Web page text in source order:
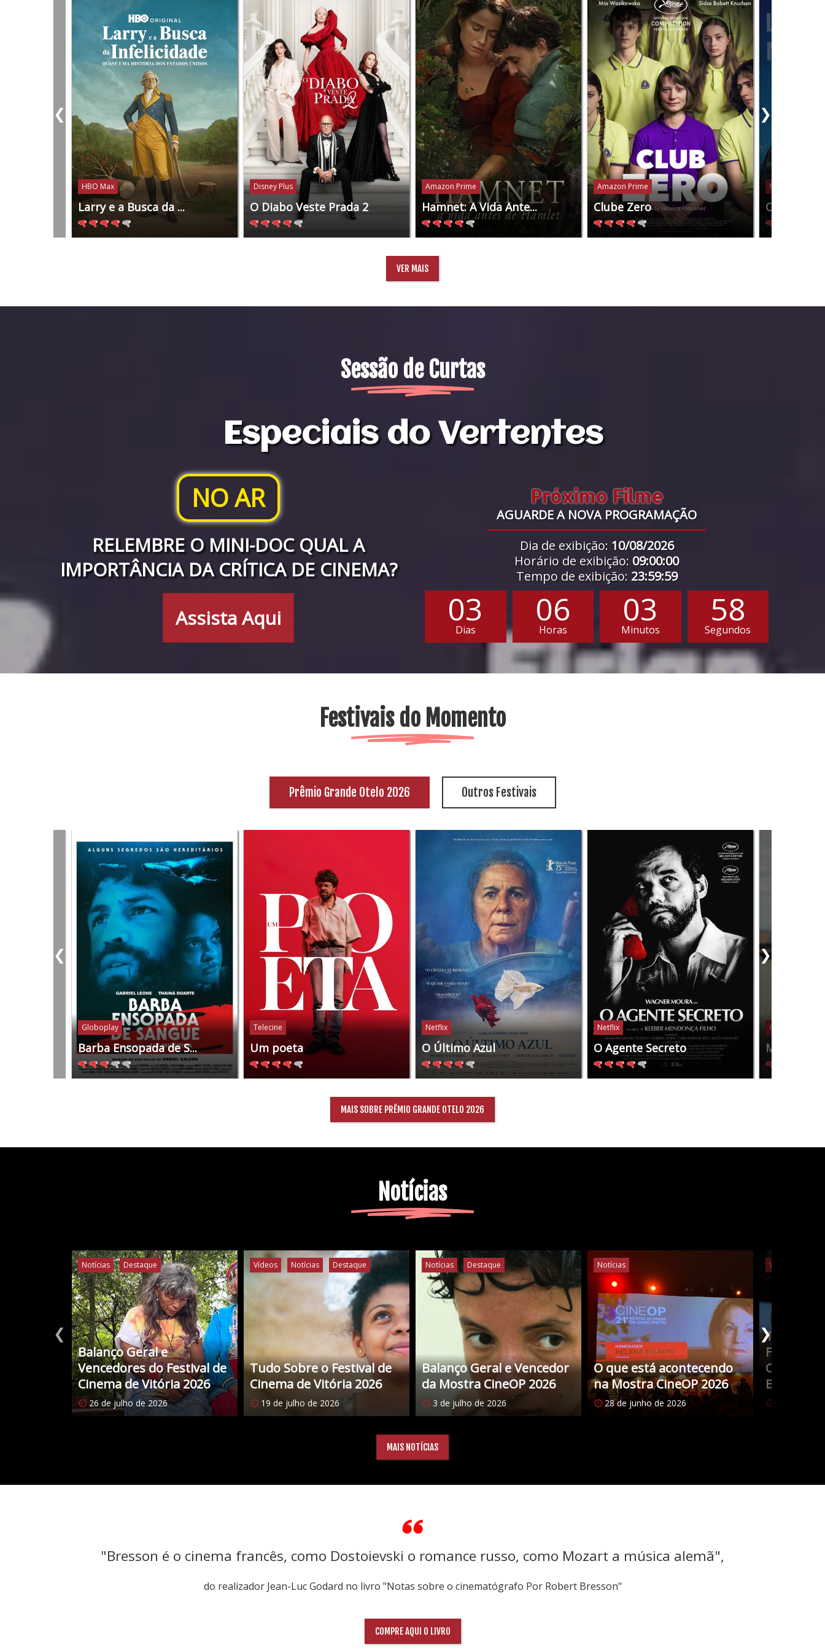
HBO Max
Larry e a Busca da ...
Disney Plus
O Diabo Veste Prada 2
Amazon Prime
Hamnet: A Vida Ante...
Amazon Prime
Clube Zero
Mubi
Os Anos
❮ ❯
VER MAIS
Sessão de Curtas
Especiais do Vertentes
NO AR
RELEMBRE O MINI-DOC QUAL A
IMPORTÂNCIA DA CRÍTICA DE CINEMA?
Assista Aqui
Próximo Filme
AGUARDE A NOVA PROGRAMAÇÃO
Dia de exibição: 10/08/2026
Horário de exibição: 09:00:00
Tempo de exibição: 23:59:59
03
Dias 06
Horas 03
Minutos 56
Segundos
Festivais do Momento
Prêmio Grande Otelo 2026 Outros Festivais
Globoplay
Barba Ensopada de S...
Telecine
Um poeta
Netflix
O Último Azul
Netflix
O Agente Secreto
Globoplay
Manas
❮ ❯
MAIS SOBRE PRÊMIO GRANDE OTELO 2026
Notícias
Notícias Destaque
Balanço Geral e
Vencedores do Festival de
Cinema de Vitória 2026
26 de julho de 2026
Vídeos Notícias Destaque
Tudo Sobre o Festival de
Cinema de Vitória 2026
19 de julho de 2026
Notícias Destaque
Balanço Geral e Vencedor
da Mostra CineOP 2026
3 de julho de 2026
Notícias
O que está acontecendo
na Mostra CineOP 2026
28 de junho de 2026
Vídeos
Tudo
Filmes
Cristina
Brasileiro
❮ ❯
MAIS NOTÍCIAS
"Bresson é o cinema francês, como Dostoievski o romance russo, como Mozart a música alemã",
do realizador Jean-Luc Godard no livro "Notas sobre o cinematógrafo Por Robert Bresson"
COMPRE AQUI O LIVRO